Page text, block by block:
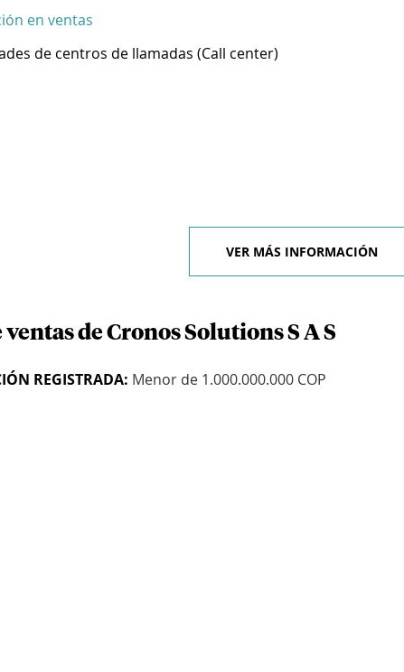
en ventas
de centros de llamadas (Call center)
VER MÁS INFORMACIÓN
de Cronos Solutions S A S
REGISTRADA: Menor de 1.000.000.000 COP